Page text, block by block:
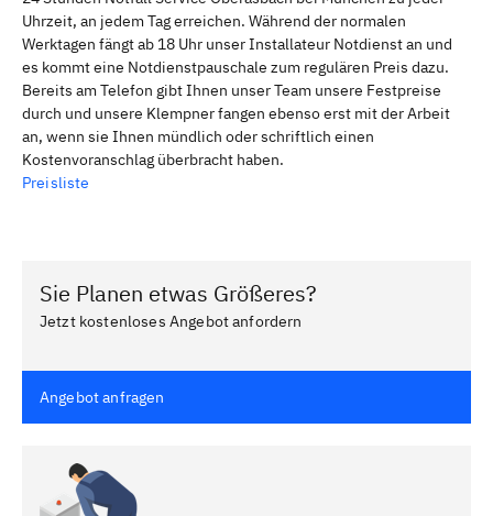
Uhrzeit, an jedem Tag erreichen. Während der normalen
Werktagen fängt ab 18 Uhr unser Installateur Notdienst an und
es kommt eine Notdienstpauschale zum regulären Preis dazu.
Bereits am Telefon gibt Ihnen unser Team unsere Festpreise
durch und unsere Klempner fangen ebenso erst mit der Arbeit
an, wenn sie Ihnen mündlich oder schriftlich einen
Kostenvoranschlag überbracht haben.
Preisliste
Sie Planen etwas Größeres?
Jetzt kostenloses Angebot anfordern
Angebot anfragen